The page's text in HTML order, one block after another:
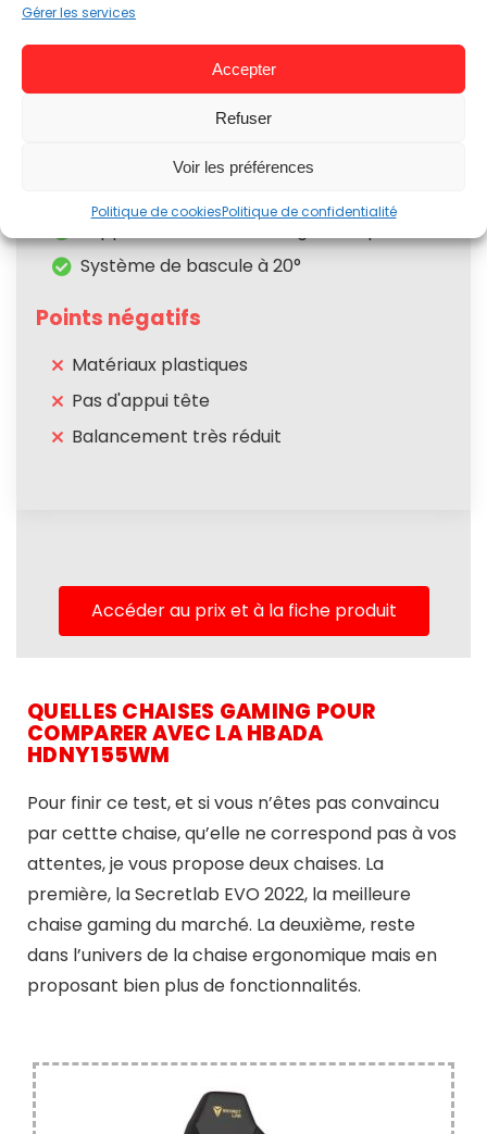
Gérer les services
Accepter
Refuser
Voir les préférences
Politique de cookiesPolitique de confidentialité
Fonctionnalités
Très bon rapport qualité/prix
Système de bascule à 20°
Points négatifs
Matériaux plastiques
Pas d'appui tête
Balancement très réduit
Accéder au prix et à la fiche produit
QUELLES CHAISES GAMING POUR
COMPARER AVEC LA HBADA
HDNY155WM
Pour finir ce test, et si vous n’êtes pas convaincu
par cettte chaise, qu’elle ne correspond pas à vos
attentes, je vous propose deux chaises. La
première, la Secretlab EVO 2022, la meilleure
chaise gaming du marché. La deuxième, reste
dans l’univers de la chaise ergonomique mais en
proposant bien plus de fonctionnalités.